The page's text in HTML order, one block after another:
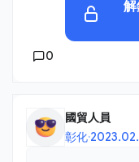
0
國貿人員
彰化·